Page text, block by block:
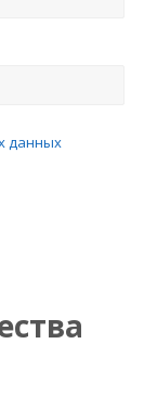
данных